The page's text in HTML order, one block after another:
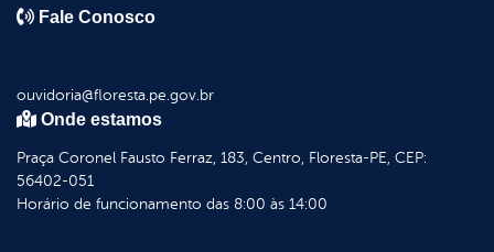
Fale Conosco
ouvidoria@floresta.pe.gov.br
Onde estamos
Praça Coronel Fausto Ferraz, 183, Centro, Floresta-PE, CEP:
56402-051
Horário de funcionamento das 8:00 às 14:00